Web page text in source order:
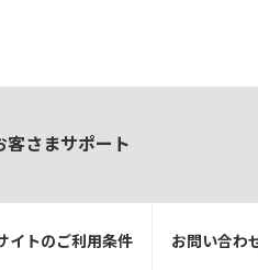
さまサポート
イトのご利用条件 お問い合わ